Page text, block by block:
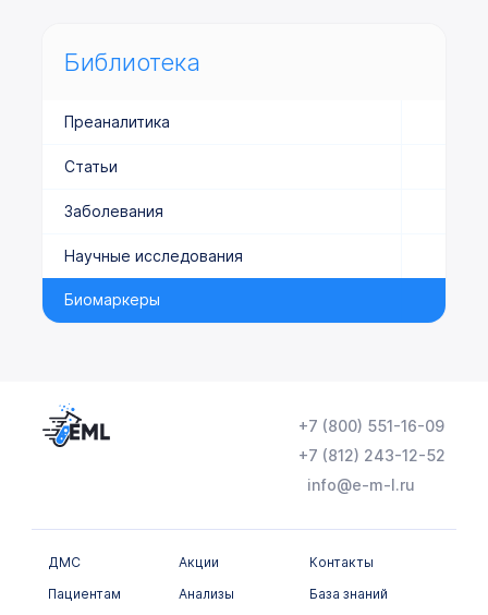
Библиотека
Преаналитика
Статьи
Заболевания
Научные исследования
Биомаркеры
+7 (800) 551-16-09
+7 (812) 243-12-52
info@e-m-l.ru
ДМС
Пациентам
Акции
Анализы
Контакты
База знаний